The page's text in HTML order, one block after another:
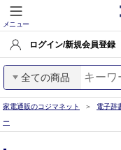
メニュー
ログイン/新規会員登録
全ての商品
家電通販のコジマネット 電子辞
ー